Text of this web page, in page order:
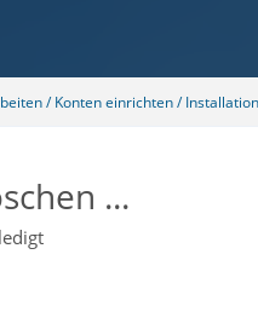
/ Konten einrichten /
...